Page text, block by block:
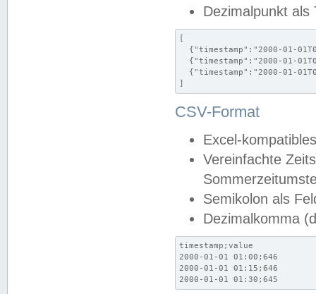
Dezimalpunkt als
[
{"timestamp":"2000-01-
{"timestamp":"2000-01-
{"timestamp":"2000-01-
]
CSV-Format
Excel-
Vereinfachte
Semikolon als
Dezimalkomma
timestamp;value
2000-01-01 01:00;646
2000-01-01 01:15;646
2000-01-01 01:30;645